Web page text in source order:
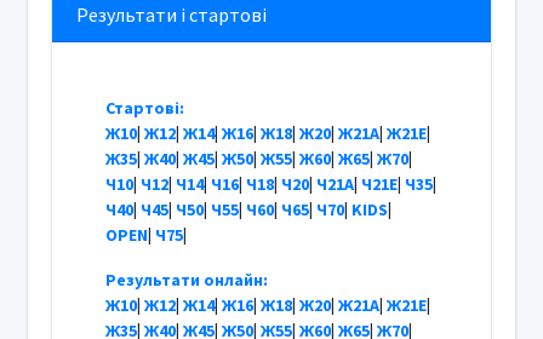
Результати і стартові
Стартові:
Ж10| Ж12| Ж14| Ж16| Ж18| Ж20| Ж21А| Ж21Е|
Ж35| Ж40| Ж45| Ж50| Ж55| Ж60| Ж65| Ж70|
Ч10| Ч12| Ч14| Ч16| Ч18| Ч20| Ч21А| Ч21Е| Ч35|
Ч40| Ч45| Ч50| Ч55| Ч60| Ч65| Ч70| KIDS|
OPEN| Ч75|
Результати онлайн:
Ж10| Ж12| Ж14| Ж16| Ж18| Ж20| Ж21А| Ж21Е|
Ж35| Ж40| Ж45| Ж50| Ж55| Ж60| Ж65| Ж70|